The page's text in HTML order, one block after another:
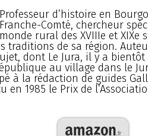
Professeur d’histoire en
Franche-Comté, chercheur
monde rural des XVIIIe et XIXe
traditions de sa région.
dont Le Jura, il y a bientôt
au village dans le
à la rédaction de guides
en 1985 le Prix de